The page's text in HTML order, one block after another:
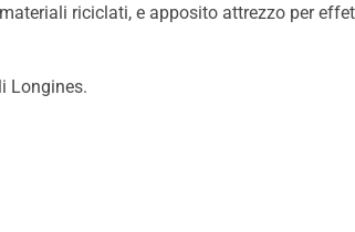
riciclati, e apposito attrezzo per
Longines.